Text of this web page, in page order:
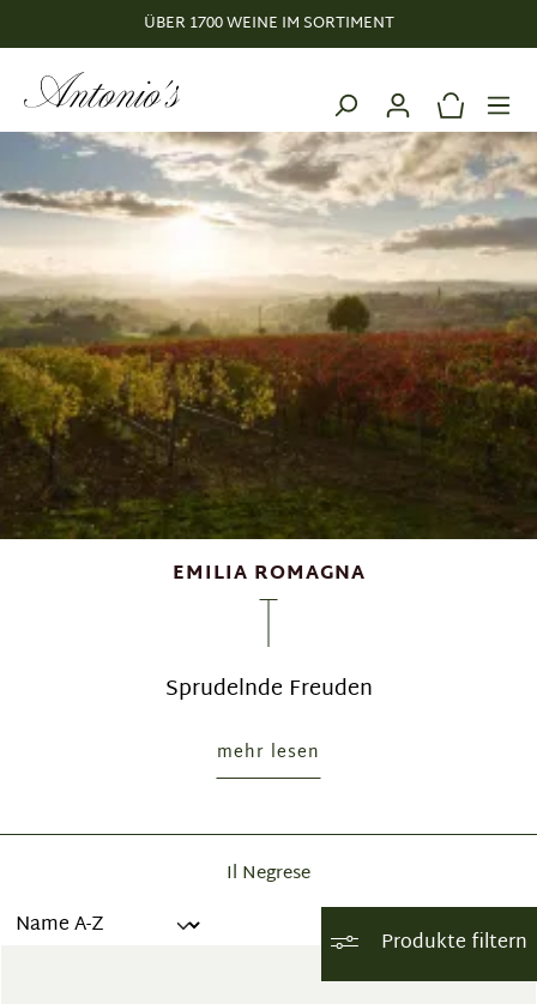
ÜBER 1700 WEINE IM SORTIMENT
EMILIA ROMAGNA
Sprudelnde Freuden
mehr lesen
Il Negrese
Produkte filtern